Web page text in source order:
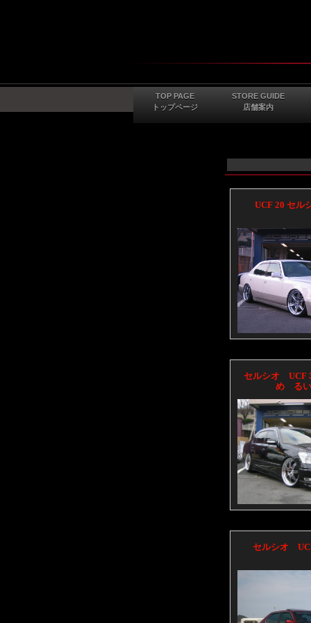
TOP PAGE
トップページ
STORE GUIDE
店舗案内
UCF 20 セ
セルシオ UCF
め るい
セルシオ